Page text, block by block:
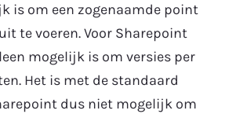
is om een zogenaamde point
te voeren. Voor Sharepoint
mogelijk is om versies per
Het is met de standaard
dus niet mogelijk om